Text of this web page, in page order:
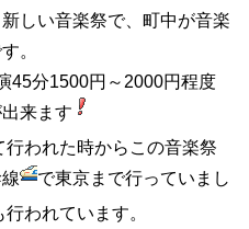
しい音楽祭で、町中が音楽
。
45分1500円～2000円程度
来ます
われた時からこの音楽祭
で東京まで行っていまし
われています。